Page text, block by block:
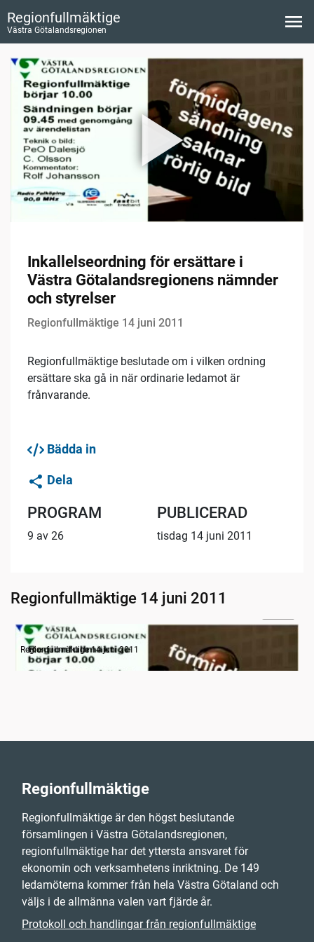
Regionfullmäktige
Västra Götalandsregionen
Inkallelseordning för ersättare i
Västra Götalandsregionens nämnder
och styrelser
Regionfullmäktige 14 juni 2011
Regionfullmäktige beslutade om i vilken ordning
ersättare ska gå in när ordinarie ledamot är
frånvarande.
Bädda in
Dela
PROGRAM
9 av 26
PUBLICERAD
tisdag 14 juni 2011
Regionfullmäktige 14 juni 2011
Radion informerar
Regionfullmäktige 14 juni 2011
Regionfullmäktige
Regionfullmäktige är den högst beslutande
församlingen i Västra Götalandsregionen,
regionfullmäktige har det yttersta ansvaret för
ekonomin och verksamhetens inriktning. De 149
ledamöterna kommer från hela Västra Götaland och
väljs i de allmänna valen vart fjärde år.
Protokoll och handlingar från regionfullmäktige